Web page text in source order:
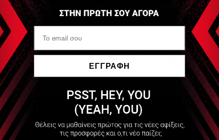
ΟΙ εφαρμογές του ποικίλουν από αποκατάσταση έως
streching δακτύλων και ενδυνάμωση.
Είδες Πρόσφατα
Thera-Band Όργανο
Άσκησης Δακτύλων
(Hand Xtrainer)
ΕΓΓΡΑΦΗ